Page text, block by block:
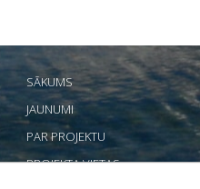
SĀKUMS
JAUNUMI
PAR PROJEKTU
PROJEKTA VIETAS